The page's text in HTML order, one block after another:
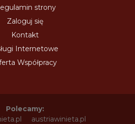
strony
Zaloguj się
Kontakt
Internetowe
Współpracy
Polecamy:
austriawinieta.pl